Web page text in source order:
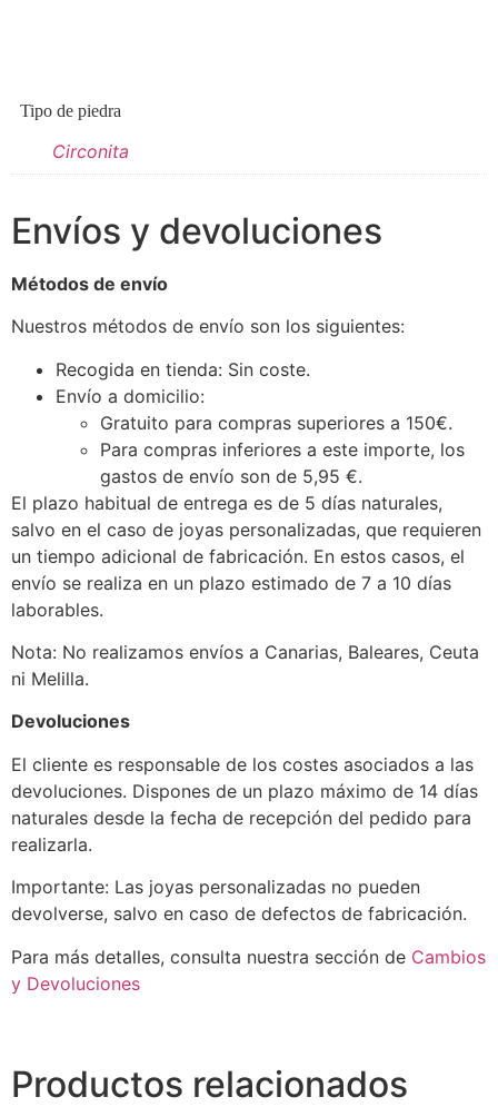
Tipo de piedra
Circonita
Envíos y devoluciones
Métodos de envío
Nuestros métodos de envío son los siguientes:
Recogida en tienda: Sin coste.
Envío a domicilio:
Gratuito para compras superiores a 150€.
Para compras inferiores a este importe, los
gastos de envío son de 5,95 €.
El plazo habitual de entrega es de 5 días naturales,
salvo en el caso de joyas personalizadas, que requieren
un tiempo adicional de fabricación. En estos casos, el
envío se realiza en un plazo estimado de 7 a 10 días
laborables.
Nota: No realizamos envíos a Canarias, Baleares, Ceuta
ni Melilla.
Devoluciones
El cliente es responsable de los costes asociados a las
devoluciones. Dispones de un plazo máximo de 14 días
naturales desde la fecha de recepción del pedido para
realizarla.
Importante: Las joyas personalizadas no pueden
devolverse, salvo en caso de defectos de fabricación.
Para más detalles, consulta nuestra sección de Cambios
y Devoluciones
Productos relacionados